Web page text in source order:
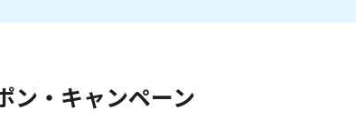
ン・キャンペーン